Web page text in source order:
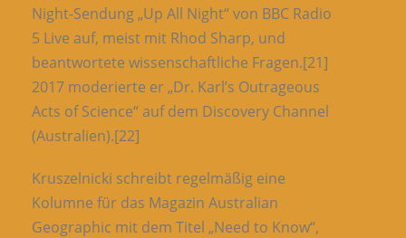
Night-Sendung „Up All Night“ von BBC Radio
5 Live auf, meist mit Rhod Sharp, und
beantwortete wissenschaftliche Fragen.[21]
2017 moderierte er „Dr. Karl’s Outrageous
Acts of Science“ auf dem Discovery Channel
(Australien).[22]
Kruszelnicki schreibt regelmäßig eine
Kolumne für das Magazin Australian
Geographic mit dem Titel „Need to Know“,